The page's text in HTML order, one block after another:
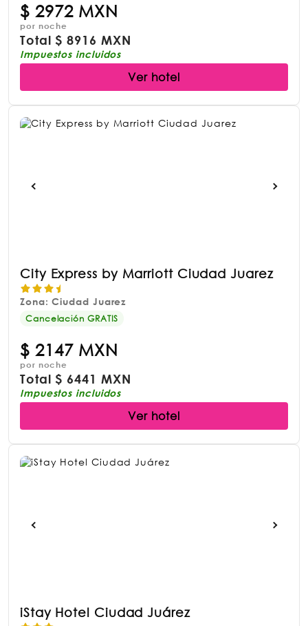
$ 2972 MXN
por noche
Total$8916 MXN
Impuestos incluidos
Ver hotel
City Express by Marriott Ciudad Juarez
Zona: Ciudad Juarez
Cancelación GRATIS
$ 2147 MXN
por noche
Total$ 6441 MXN
Impuestos incluidos
Ver hotel
iStay Hotel Ciudad Juárez